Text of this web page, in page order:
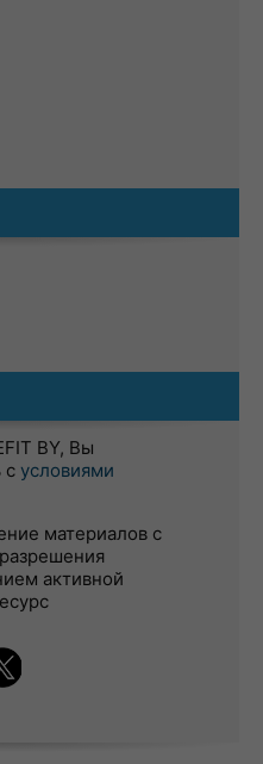
BY, Вы
с условиями
материалов с
активной